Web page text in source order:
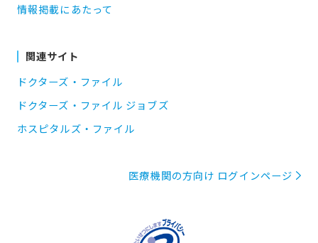
情報掲載にあたって
関連サイト
ドクターズ・ファイル
ドクターズ・ファイル ジョブズ
ホスピタルズ・ファイル
医療機関の方向け ログインページ